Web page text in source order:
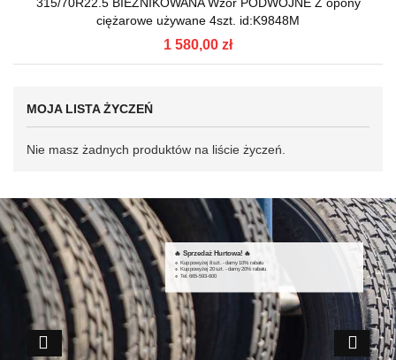
315/70R22.5 BIEŻNIKOWANA Wzór PODWÓJNE Z opony
ciężarowe używane 4szt. id:K9848M
1 580,00 zł
MOJA LISTA ŻYCZEŃ
Nie masz żadnych produktów na liście życzeń.
🔥 Sprzedaż Hurtowa! 🔥
🔹 Kup powyżej 8 szt. - damy 10% rabatu
🔹 Kup powyżej 20 szt. - damy 20% rabatu
🔹 Tel. 665-593-600